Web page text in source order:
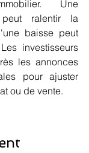
Une
ralentir la
baisse peut
investisseurs
les annonces
pour ajuster
ou de vente.